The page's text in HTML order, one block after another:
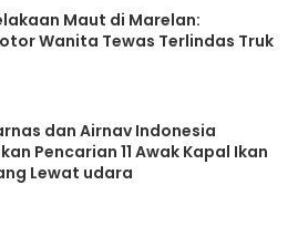
Maut di Marelan:
Wanita Tewas Terlindas Truk
dan Airnav Indonesia
Pencarian 11 Awak Kapal Ikan
Lewat udara